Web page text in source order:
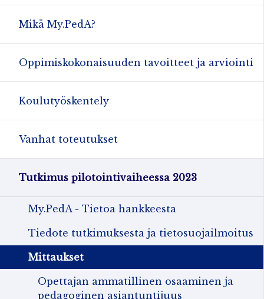
Mikä My.PedA?
Oppimiskokonaisuuden tavoitteet ja arviointi
Koulutyöskentely
Vanhat toteutukset
Tutkimus pilotointivaiheessa 2023
My.PedA - Tietoa hankkeesta
Tiedote tutkimuksesta ja tietosuojailmoitus
Mittaukset
Opettajan ammatillinen osaaminen ja
pedagoginen asiantuntijuus